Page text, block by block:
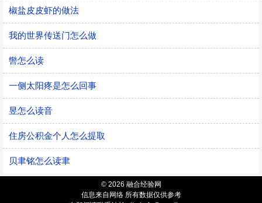
椒盐皮皮虾的做法
我的世界传送门怎么做
辔怎么读
一侧太阳疼是怎么回事
昱怎么读音
住房公积金个人怎么提取
贝聿铭怎么读聿
© 2026 融合经验网
信息来自网络 所有数据仅供参考